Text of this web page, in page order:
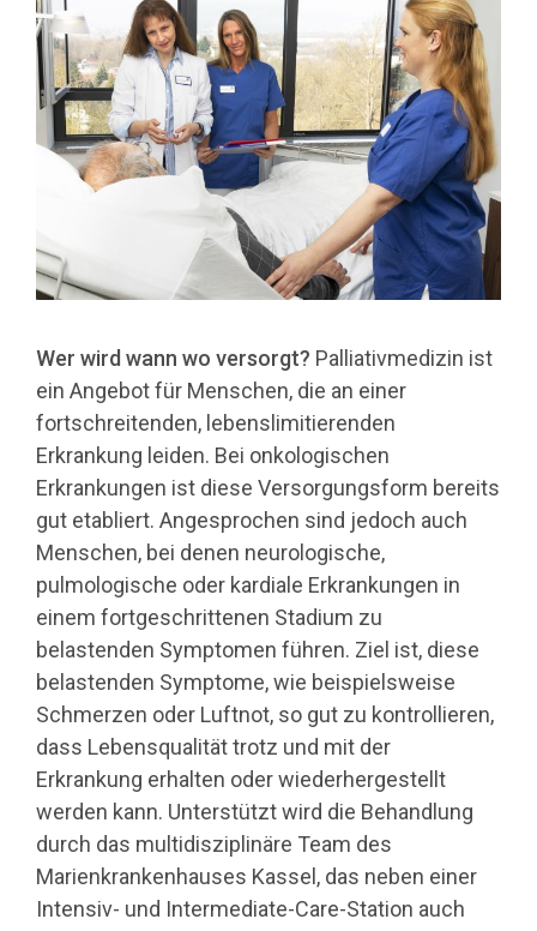
Wer wird wann wo versorgt? Palliativmedizin ist
ein Angebot für Menschen, die an einer
fortschreitenden, lebenslimitierenden
Erkrankung leiden. Bei onkologischen
Erkrankungen ist diese Versorgungsform bereits
gut etabliert. Angesprochen sind jedoch auch
Menschen, bei denen neurologische,
pulmologische oder kardiale Erkrankungen in
einem fortgeschrittenen Stadium zu
belastenden Symptomen führen. Ziel ist, diese
belastenden Symptome, wie beispielsweise
Schmerzen oder Luftnot, so gut zu kontrollieren,
dass Lebensqualität trotz und mit der
Erkrankung erhalten oder wiederhergestellt
werden kann. Unterstützt wird die Behandlung
durch das multidisziplinäre Team des
Marienkrankenhauses Kassel, das neben einer
Intensiv- und Intermediate-Care-Station auch